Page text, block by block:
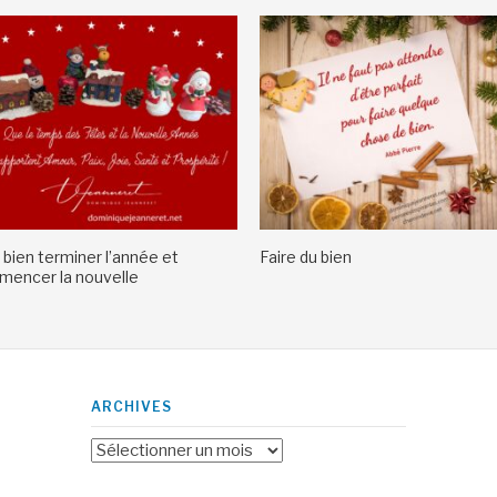
bien terminer l’année et
la nouvelle
Faire du bien
ARCHIVES
Archives